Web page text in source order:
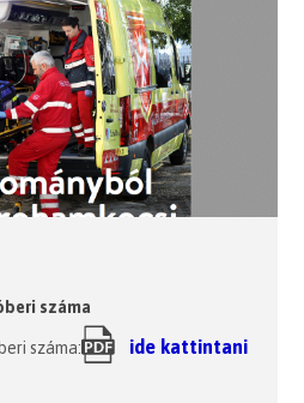
száma
száma: ide kattintani